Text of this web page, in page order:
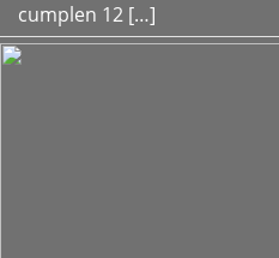
cumplen 12 […]